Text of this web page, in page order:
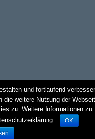
und fortlaufend
die weitere Nutzung der
zu. Weitere Informationen zu
OK